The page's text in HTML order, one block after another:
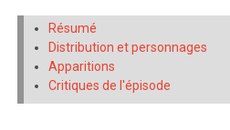
Résumé
Distribution et personnages
Apparitions
Critiques de l'épisode